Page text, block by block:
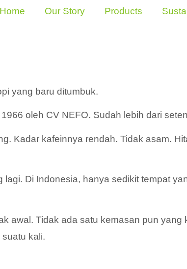
Home Our Story Products
yang baru ditumbuk.
oleh CV NEFO. Sudah lebih dari
Kadar kafeinnya rendah. Tidak asam.
Di Indonesia, hanya sedikit tempat
awal. Tidak ada satu kemasan pun yang
kali.